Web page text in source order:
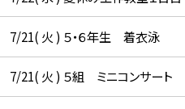
7/21( 火 ) ５・６年生 着衣泳
7/21( 火 ) ５組 ミニコンサート